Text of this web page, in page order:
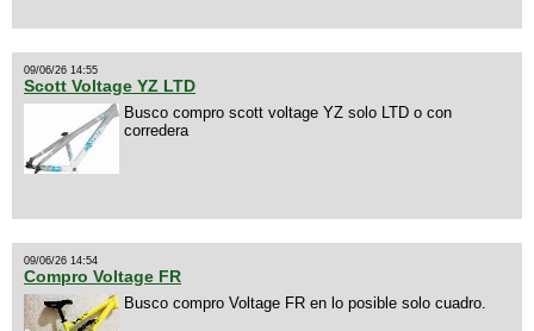
09/06/26 14:55
Scott Voltage YZ LTD
Busco compro scott voltage YZ solo LTD o con
corredera
09/06/26 14:54
Compro Voltage FR
Busco compro Voltage FR en lo posible solo cuadro.